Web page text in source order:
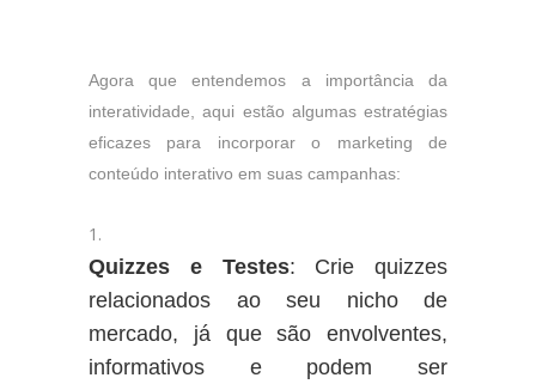
Agora que entendemos a importância da
interatividade, aqui estão algumas estratégias
eficazes para incorporar o marketing de
conteúdo interativo em suas campanhas:
Quizzes e Testes: Crie quizzes
relacionados ao seu nicho de
mercado, já que são envolventes,
informativos e podem ser